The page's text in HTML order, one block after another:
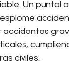
Un puntal
civiles.